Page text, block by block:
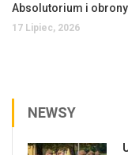
Absolutorium i
17 Lipiec, 2026
NEWSY